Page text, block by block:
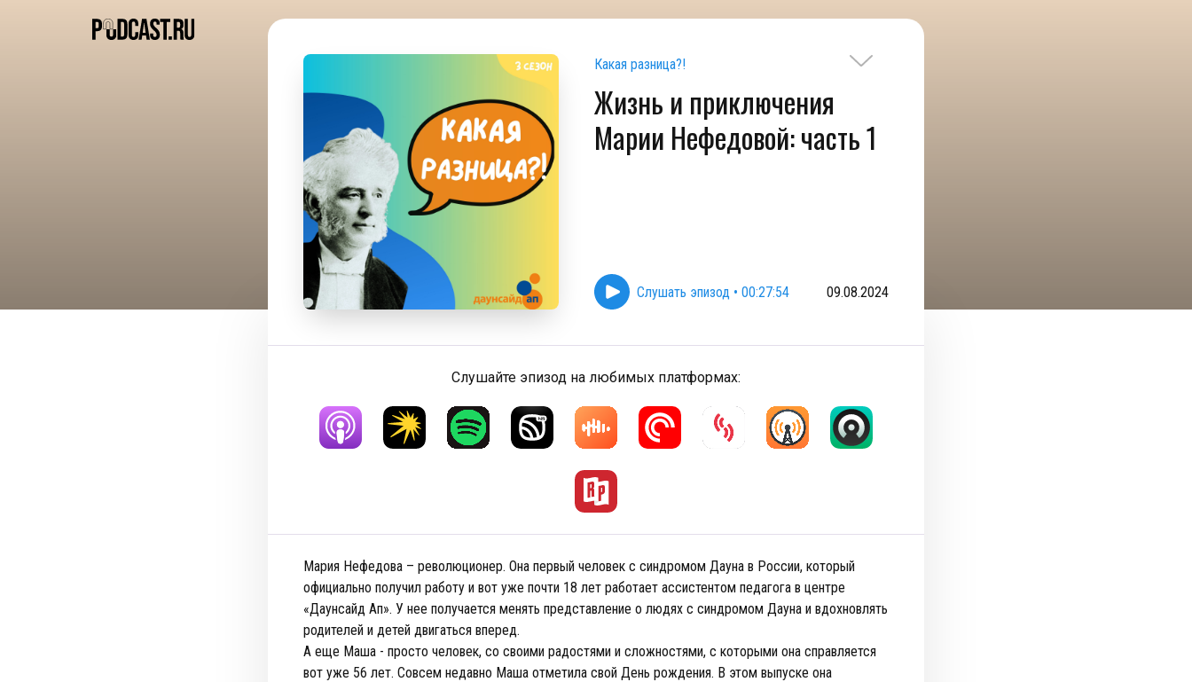
Какая разница?!
Жизнь и приключения
Марии Нефедовой: часть 1
Слушать эпизод • 00:27:54 09.08.2024
Слушайте эпизод на любимых платформах:
Мария Нефедова – революционер. Она первый человек с синдромом Дауна в России, который
официально получил работу и вот уже почти 18 лет работает ассистентом педагога в центре
«Даунсайд Ап». У нее получается менять представление о людях с синдромом Дауна и вдохновлять
родителей и детей двигаться вперед.
А еще Маша - просто человек, со своими радостями и сложностями, с которыми она справляется
вот уже 56 лет. Совсем недавно Маша отметила свой День рождения. В этом выпуске она